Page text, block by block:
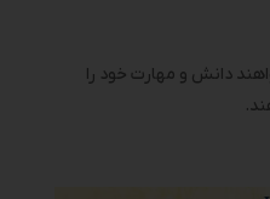
دانش و مهارت خود را